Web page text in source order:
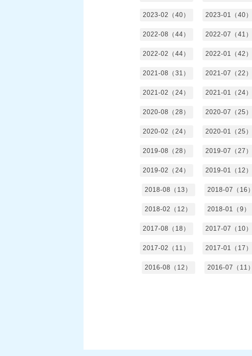
2023-02（40） 2023-01（40）
2022-08（44） 2022-07（41）
2022-02（44） 2022-01（42）
2021-08（31） 2021-07（22）
2021-02（24） 2021-01（24）
2020-08（28） 2020-07（25）
2020-02（24） 2020-01（25）
2019-08（28） 2019-07（27）
2019-02（24） 2019-01（12）
2018-08（13） 2018-07（16）
2018-02（12） 2018-01（9）
2017-08（18） 2017-07（10）
2017-02（11） 2017-01（17）
2016-08（12） 2016-07（11）